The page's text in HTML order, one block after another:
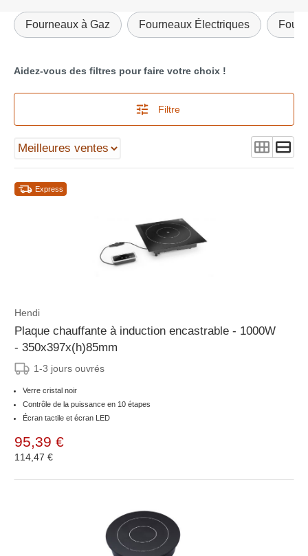
Fourneaux à Gaz Fourneaux Électriques
Aidez-vous des filtres pour faire votre choix !
Filtre
Express
Hendi
Plaque chauffante à induction encastrable - 1000W
- 350x397x(h)85mm
1-3 jours ouvrés
Verre cristal noir
Contrôle de la puissance en 10 étapes
Écran tactile et écran LED
95,39 €
114,47 €